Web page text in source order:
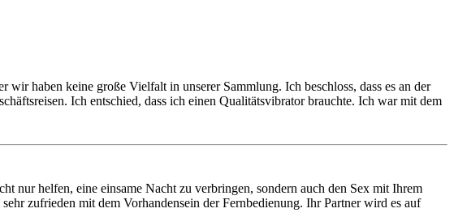
haben keine große Vielfalt in unserer Sammlung. Ich beschloss, dass es an der
Ich entschied, dass ich einen Qualitätsvibrator brauchte. Ich war mit dem
nur helfen, eine einsame Nacht zu verbringen, sondern auch den Sex mit Ihrem
zufrieden mit dem Vorhandensein der Fernbedienung. Ihr Partner wird es auf